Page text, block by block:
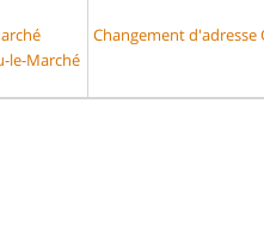
le-Marché
Changement d'adresse